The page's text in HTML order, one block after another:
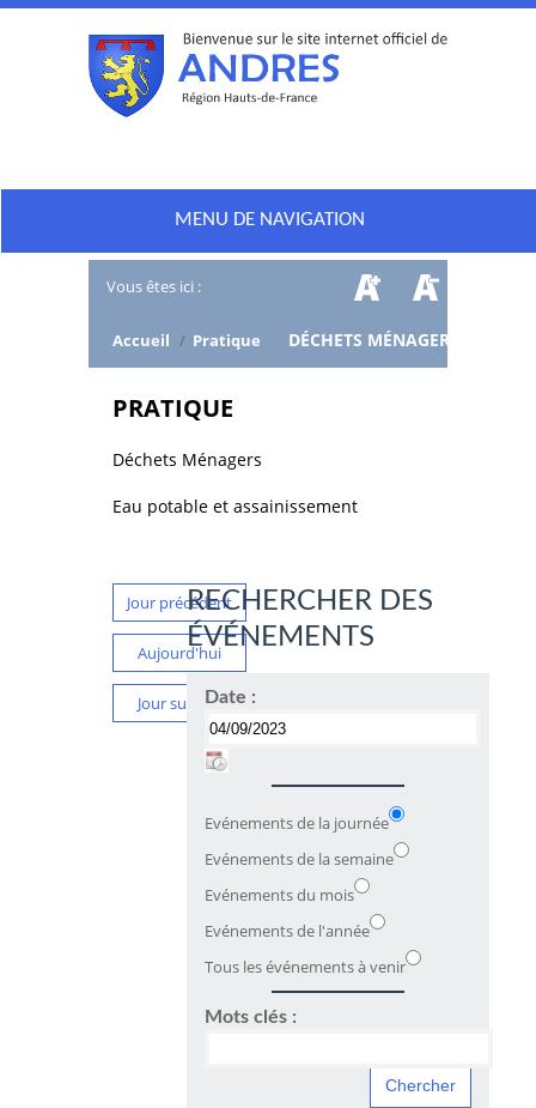
MENU DE NAVIGATION
Vous êtes ici :
Accueil / Pratique DÉCHETS MÉNAGERS
PRATIQUE
Déchets Ménagers
Eau potable et assainissement
Jour précédent
Aujourd'hui
Jour suivant
RECHERCHER DES
ÉVÉNEMENTS
Date :
Evénements de la journée
Evénements de la semaine
Evénements du mois
Evénements de l'année
Tous les événements à venir
Mots clés :